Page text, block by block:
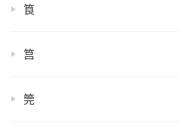
筤
筥
筦